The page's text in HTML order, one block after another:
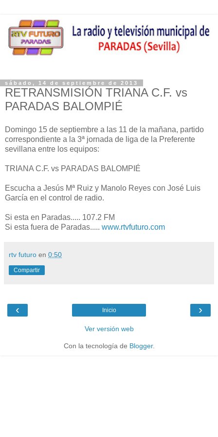
sábado, 14 de septiembre de 2013
RETRANSMISIÓN TRIANA C.F. vs
PARADAS BALOMPIÉ
Domingo 15 de septiembre a las 11 de la mañana, partido
correspondiente a la 3ª jornada de liga de la Preferente
sevillana entre los equipos:
TRIANA C.F. vs PARADAS BALOMPIÉ
Escucha a Jesús Mª Ruiz y Manolo Reyes con José Luis
García en el control de radio.
Si esta en Paradas..... 107.2 FM
Si esta fuera de Paradas..... www.rtvfuturo.com
rtv futuro en 0:50
Compartir
‹ ›
Inicio
Ver versión web
Con la tecnología de Blogger.